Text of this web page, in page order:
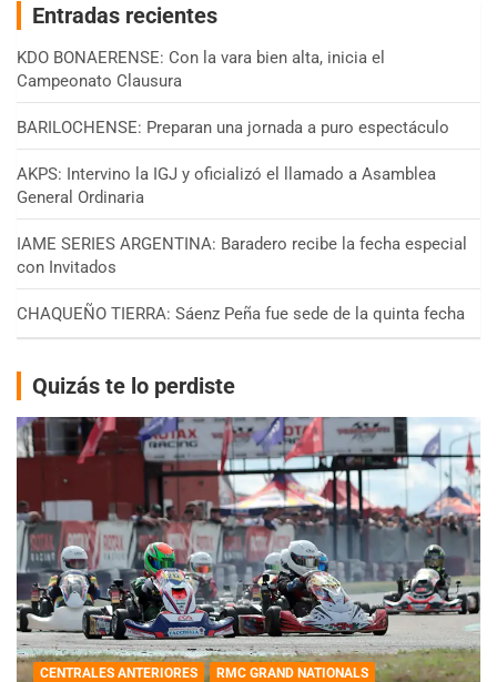
Entradas recientes
KDO BONAERENSE: Con la vara bien alta, inicia el
Campeonato Clausura
BARILOCHENSE: Preparan una jornada a puro espectáculo
AKPS: Intervino la IGJ y oficializó el llamado a Asamblea
General Ordinaria
IAME SERIES ARGENTINA: Baradero recibe la fecha especial
con Invitados
CHAQUEÑO TIERRA: Sáenz Peña fue sede de la quinta fecha
Quizás te lo perdiste
CENTRALES ANTERIORES RMC GRAND NATIONALS